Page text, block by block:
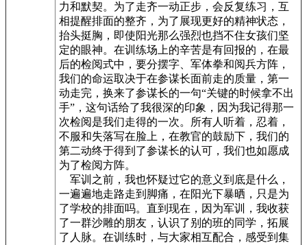
力和默契。为了走齐一动正步，会反复练习，互
相提醒排面的整齐，为了展现更好的精神状态，
抬头挺胸，即使阳光那么强烈也挡不住女孩们坚
定的眼神。在训练场上的辛苦是有回报的，在最
后的检阅式中，要分摆字、军体拳和阅兵方阵，
我们的命运取决于在参谋长面前走的质量，第一
动走完，换来了参谋长的一句“关键的时候拿不出
手”，这句话给了我很深的印象，因为我记得那一
次检阅是我们走得的一次。所有人听着，忍着，
不服和失落写在脸上，在教官的鼓励下，我们的
第二动终于得到了参谋长的认可，我们也如愿成
为了检阅方阵。
军训之前，我也怀疑过它的意义到底是什么，
一遍遍地走路走到脚痛，在阳光下暴晒，只是为
了学校的排面吗。直到现在，因为军训，我收获
了一群沙雕的朋友，认识了别的班的同学，拓展
了人脉。在训练时，与大家相互配合，感受到集